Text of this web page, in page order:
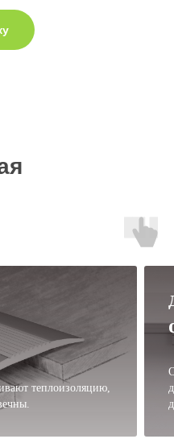
теплоизоляцию,